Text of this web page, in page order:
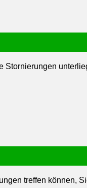
Stornierungen
treffen können,